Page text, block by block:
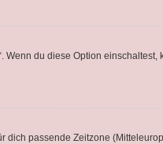
du diese Option einschaltest,
passende Zeitzone